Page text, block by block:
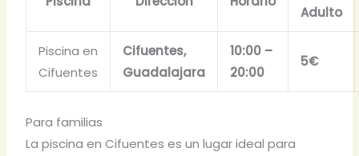
Adulto
Piscina en
Cifuentes
Cifuentes,
Guadalajara
10:00 –
20:00
5€
Para familias
La piscina en Cifuentes es un lugar ideal para